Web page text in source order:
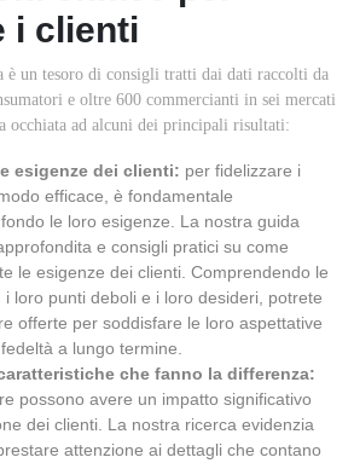
i clienti
è un tesoro di consigli tratti dai dati raccolti da
e oltre 600 commercianti in sei mercati
occhiata ad alcuni dei principali risultati:
esigenze dei clienti: per fidelizzare i
efficace, è fondamentale
le loro esigenze. La nostra guida
e consigli pratici su come
le esigenze dei clienti. Comprendendo le
i loro punti deboli e i loro desideri, potrete
offerte per soddisfare le loro aspettative
a lungo termine.
che fanno la differenza:
possono avere un impatto significativo
dei clienti. La nostra ricerca evidenzia
attenzione ai dettagli che contano